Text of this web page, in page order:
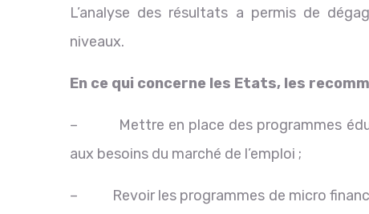
L’analyse des résultats a permis de
niveaux.
En ce qui concerne les Etats, les
– Mettre en place des programmes
aux besoins du marché de l’emploi ;
– Revoir les programmes de micro